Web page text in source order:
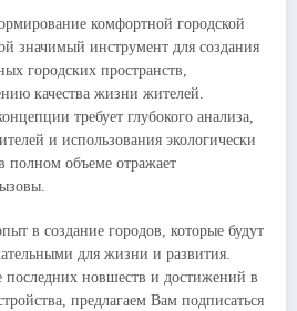
комфортной городской
значимый инструмент для создания
городских пространств,
качества жизни жителей.
требует глубокого анализа,
и использования экологически
полном объеме отражает
в создание городов, которые будут
для жизни и развития.
последних новшеств и достижений в
предлагаем Вам подписаться